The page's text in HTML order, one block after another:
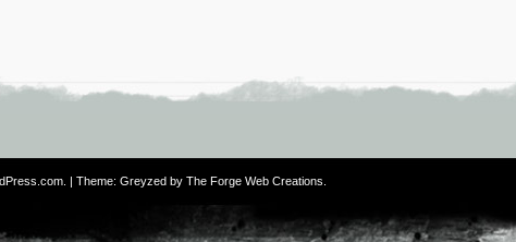
. | Theme: Greyzed by The Forge Web Creations